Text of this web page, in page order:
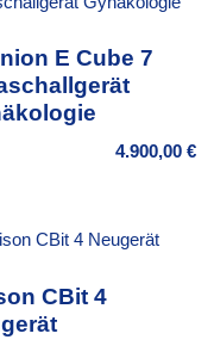
E Cube 7
4.900,00 €
CBit 4